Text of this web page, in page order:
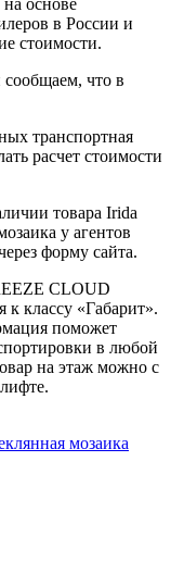
в России и
стоимости.
что в
транспортная
расчет стоимости
товара Irida
у агентов
форму сайта.
CLOUD
к классу «Габарит».
поможет
в любой
на этаж можно с
мозаика